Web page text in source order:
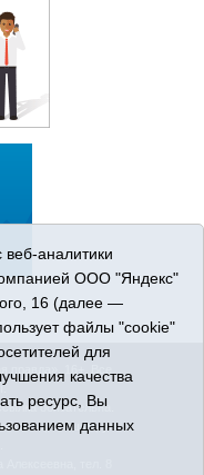
правда». 16+. Все
обязательна.
г. Ишим, ул.
веб-аналитики
ООО "Яндекс"
16 (далее —
файлы "cookie"
для
качества
ресурс, Вы
данных